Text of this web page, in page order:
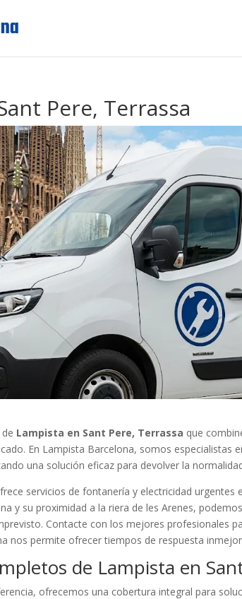
Pere, Terrassa
Lampista en Sant Pere, Terrassa que
En Lampista Barcelona, somos
una solución eficaz para devolver la
servicios de fontanería y electricidad urgentes
y su proximidad a la riera de les Arenes,
Contacte con los mejores profesionales
nos permite ofrecer tiempos de respuesta
de Lampista en
ofrecemos una cobertura integral para